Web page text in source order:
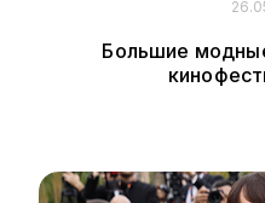
Большие